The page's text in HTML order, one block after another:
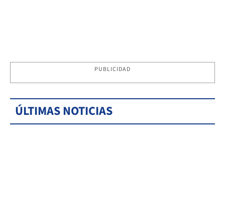
PUBLICIDAD
ÚLTIMAS NOTICIAS